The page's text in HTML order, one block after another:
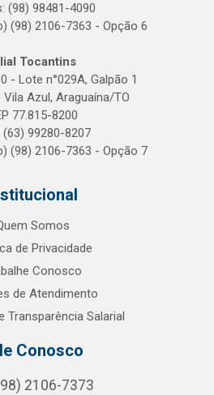
(98) 98481-4090
(98) 2106-7363 - Opção 6
Tocantins
- Lote n°029A, Galpão 1
Azul, Araguaína/TO
77.815-8200
(63) 99280-8207
(98) 2106-7363 - Opção 7
Somos
de Privacidade
Conosco
de Atendimento
Transparência Salarial
Conosco
2106-7373